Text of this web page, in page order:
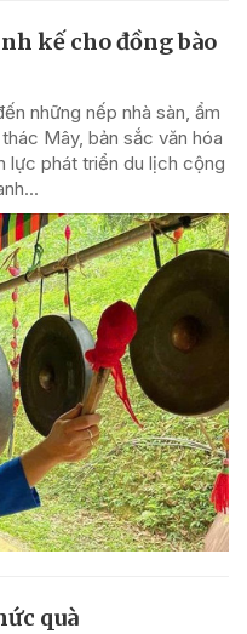
kế cho đồng bào
những nếp nhà sàn, ẩm
Mây, bản sắc văn hóa
lực phát triển du lịch cộng
quà